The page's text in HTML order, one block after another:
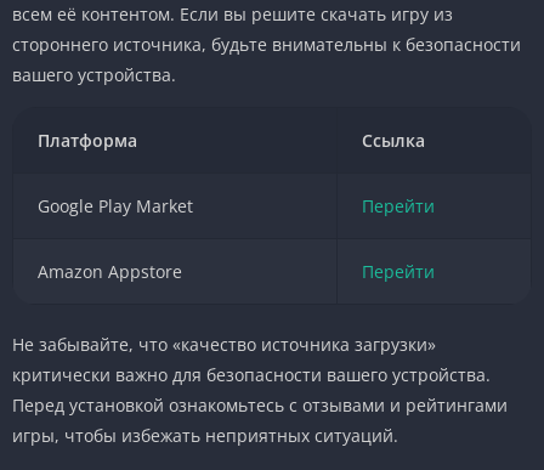
всем её контентом. Если вы решите скачать игру из
стороннего источника, будьте внимательны к безопасности
вашего устройства.
Платформа Ссылка
Google Play Market Перейти
Amazon Appstore Перейти
Не забывайте, что «качество источника загрузки»
критически важно для безопасности вашего устройства.
Перед установкой ознакомьтесь с отзывами и рейтингами
игры, чтобы избежать неприятных ситуаций.